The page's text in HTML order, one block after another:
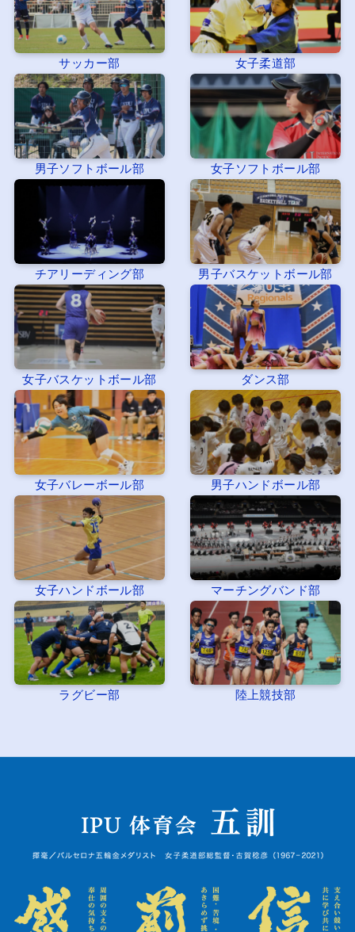
サッカー部 女子柔道部
男子ソフトボール部 女子ソフトボール部
チアリーディング部 男子バスケットボール部
女子バスケットボール部 ダンス部
女子バレーボール部 男子ハンドボール部
女子ハンドボール部 マーチングバンド部
ラグビー部 陸上競技部